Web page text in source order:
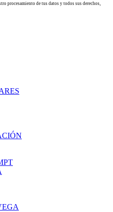
procesamiento de tus datos y todos sus derechos,